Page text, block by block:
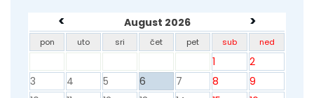
< August 2026 >
pon uto sri čet pet sub ned
1
2
3
4 5 6 7 8
9